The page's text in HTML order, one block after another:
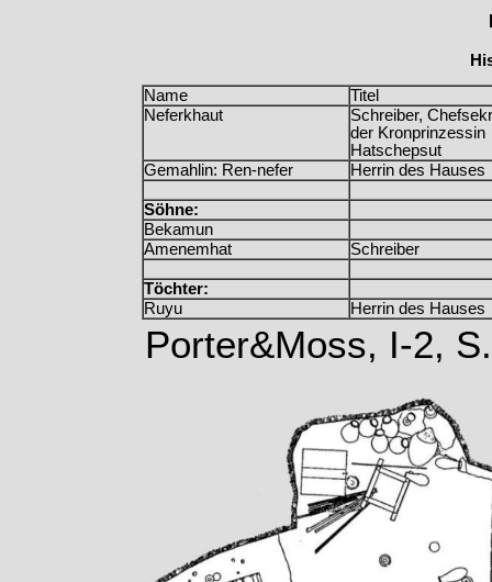
Name
Titel
Neferkhaut
Schreiber,
der Kronprinzessin
Hatschepsut
Gemahlin: Ren-nefer
Herrin des Hauses
Söhne:
Bekamun
Amenemhat
Schreiber
Töchter:
Ruyu
Herrin des Hauses
Porter&Moss, I-2,